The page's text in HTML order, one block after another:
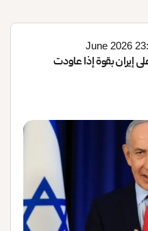
إيران بقوة إذا عاودت